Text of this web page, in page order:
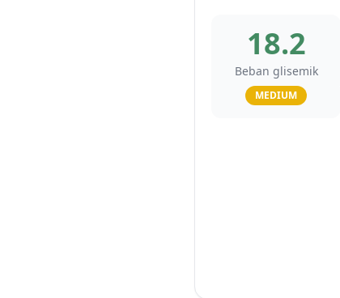
18.2
Beban glisemik
MEDIUM